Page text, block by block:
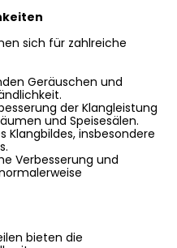
sich für zahlreiche
Geräuschen und
der Klangleistung
und Speisesälen.
Klangbildes, insbesondere
Verbesserung und
bieten die